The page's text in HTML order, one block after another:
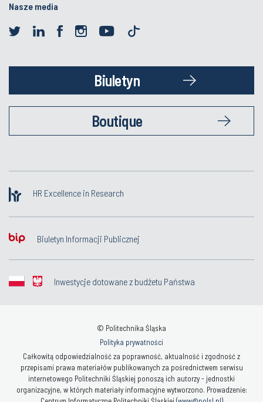
Nasze media
Biuletyn
Boutique
HR Excellence in Research
Biuletyn Informacji Publicznej
Inwestycje dotowane z budżetu Państwa
© Politechnika Śląska
Polityka prywatności
Całkowitą odpowiedzialność za poprawność, aktualność i zgodność z
przepisami prawa materiałów publikowanych za pośrednictwem serwisu
internetowego Politechniki Śląskiej ponoszą ich autorzy - jednostki
organizacyjne, w których materiały informacyjne wytworzono. Prowadzenie: